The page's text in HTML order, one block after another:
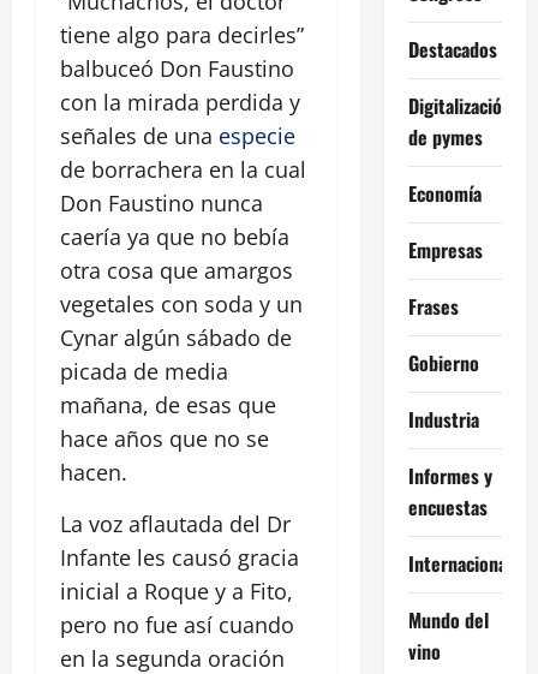
tiene algo para decirles”
balbuceó Don Faustino
con la mirada perdida y
señales de una especie
de borrachera en la cual
Don Faustino nunca
caería ya que no bebía
otra cosa que amargos
vegetales con soda y un
Cynar algún sábado de
picada de media
mañana, de esas que
hace años que no se
hacen.
La voz aflautada del Dr
Infante les causó gracia
inicial a Roque y a Fito,
pero no fue así cuando
en la segunda oración
Destacados
Digitalización
de pymes
Economía
Empresas
Frases
Gobierno
Industria
Informes y
encuestas
Internacional
Mundo del
vino